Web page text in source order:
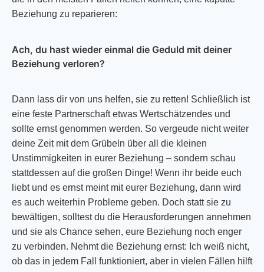
Beziehung zu reparieren:
Ach, du hast wieder einmal die Geduld mit deiner
Beziehung verloren?
Dann lass dir von uns helfen, sie zu retten! Schließlich ist
eine feste Partnerschaft etwas Wertschätzendes und
sollte ernst genommen werden. So vergeude nicht weiter
deine Zeit mit dem Grübeln über all die kleinen
Unstimmigkeiten in eurer Beziehung – sondern schau
stattdessen auf die großen Dinge! Wenn ihr beide euch
liebt und es ernst meint mit eurer Beziehung, dann wird
es auch weiterhin Probleme geben. Doch statt sie zu
bewältigen, solltest du die Herausforderungen annehmen
und sie als Chance sehen, eure Beziehung noch enger
zu verbinden. Nehmt die Beziehung ernst: Ich weiß nicht,
ob das in jedem Fall funktioniert, aber in vielen Fällen hilft